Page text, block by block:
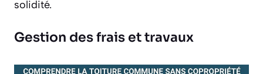
solidité.
Gestion des frais et travaux